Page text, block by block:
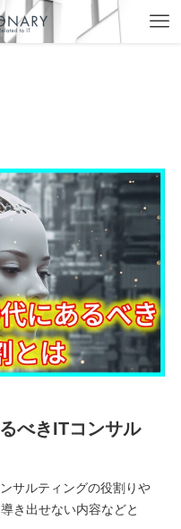
べきITコンサル
サルティングの役割りや
き出せない内容などと